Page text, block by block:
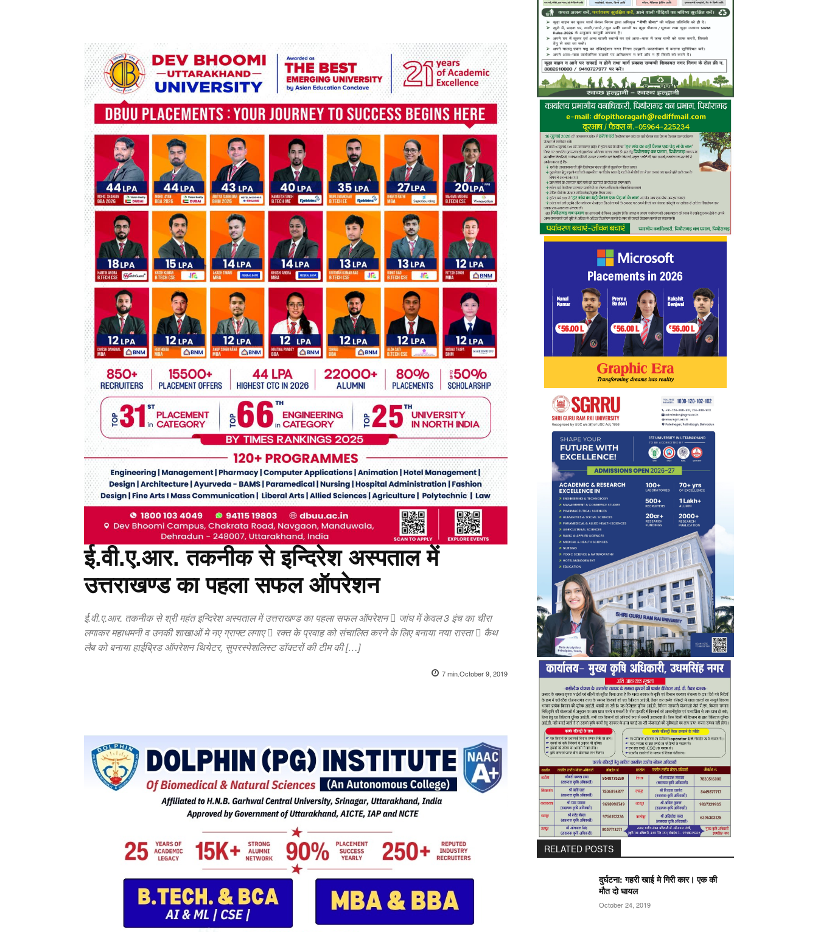
ई.वी.ए.आर. तकनीक से इन्दिरेश अस्पताल में
उत्तराखण्ड का पहला सफल ऑपरेशन
ई.वी.ए.आर. तकनीक से श्री महंत इन्दिरेश अस्पताल में उत्तराखण्ड का पहला सफल ऑपरेशन  जांघ में केवल 3 इंच का चीरा
लगाकर महाधमनी व उनकी शाखाओं मे नए ग्राफ्ट लगाए  रक्त के प्रवाह को संचालित करने के लिए बनाया नया रास्ता  कैथ
लैब को बनाया हाईब्रिड ऑपरेशन थियेटर, सुपरस्पेशलिस्ट डाॅक्टरों की टीम की […]
7min.October 9, 2019
RELATED POSTS
दुर्घटना: गहरी खाई मे गिरी कार। एक की
मौत दो घायल
October 24, 2019